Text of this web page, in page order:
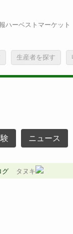
ハーベストマーケット
生産者を探す
ニュース
グ タヌキ